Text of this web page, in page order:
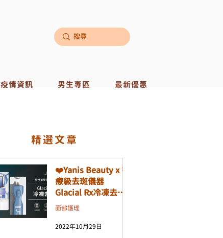
疫情資訊 男生專區 最新優惠
​精選文章
❤️Yanis Beauty x 醫
療級去斑儀器
Glacial Rx冷凍去斑
機❤️
面部護理
2022年10月29日